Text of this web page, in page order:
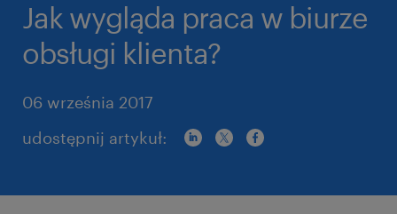
Jak wygląda praca w biurze
obsługi klienta?
06 września 2017
udostępnij artykuł: